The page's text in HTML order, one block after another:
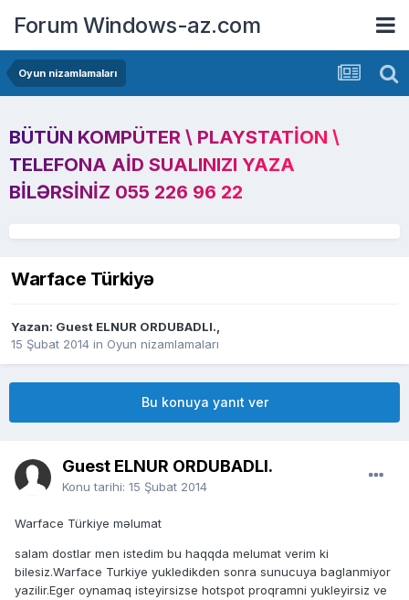
Forum Windows-az.com
Oyun nizamlamaları
BÜTÜN KOMPÜTER \ PLAYSTATION \
TELEFONA AID SUALINIZI YAZA
BILƏRSINIZ 055 226 96 22
Warface Türkiyə
Yazan: Guest ELNUR ORDUBADLI.,
15 Şubat 2014 in Oyun nizamlamaları
Bu konuya yanıt ver
Guest ELNUR ORDUBADLI.
Konu tarihi: 15 Şubat 2014
Warface Türkiye məlumat
salam dostlar men istedim bu haqqda melumat verim ki
bilesiz.Warface Turkiye yukledikden sonra sunucuya baglanmiyor
yazilir.Eger oynamaq isteyirsizse hotspot proqramni yukleyirsiz ve